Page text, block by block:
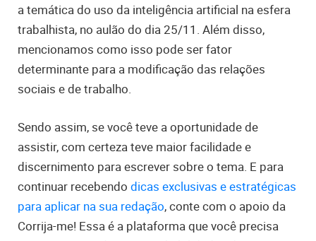
a temática do uso da inteligência artificial na esfera
trabalhista, no aulão do dia 25/11. Além disso,
mencionamos como isso pode ser fator
determinante para a modificação das relações
sociais e de trabalho.
Sendo assim, se você teve a oportunidade de
assistir, com certeza teve maior facilidade e
discernimento para escrever sobre o tema. E para
continuar recebendodicas exclusivas e estratégicas
para aplicar na sua redação, conte com o apoio da
Corrija-me! Essa é a plataforma que você precisa